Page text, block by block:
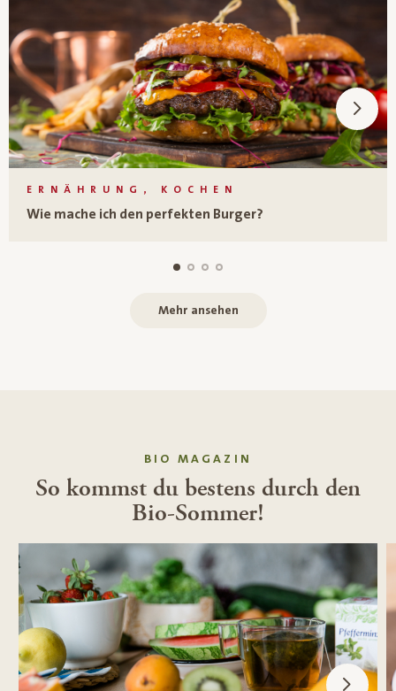
ERNÄHRUNG, KOCHEN
Wie mache ich den perfekten Burger?
Mehr ansehen
BIO MAGAZIN
So kommst du bestens durch den
Bio-Sommer!